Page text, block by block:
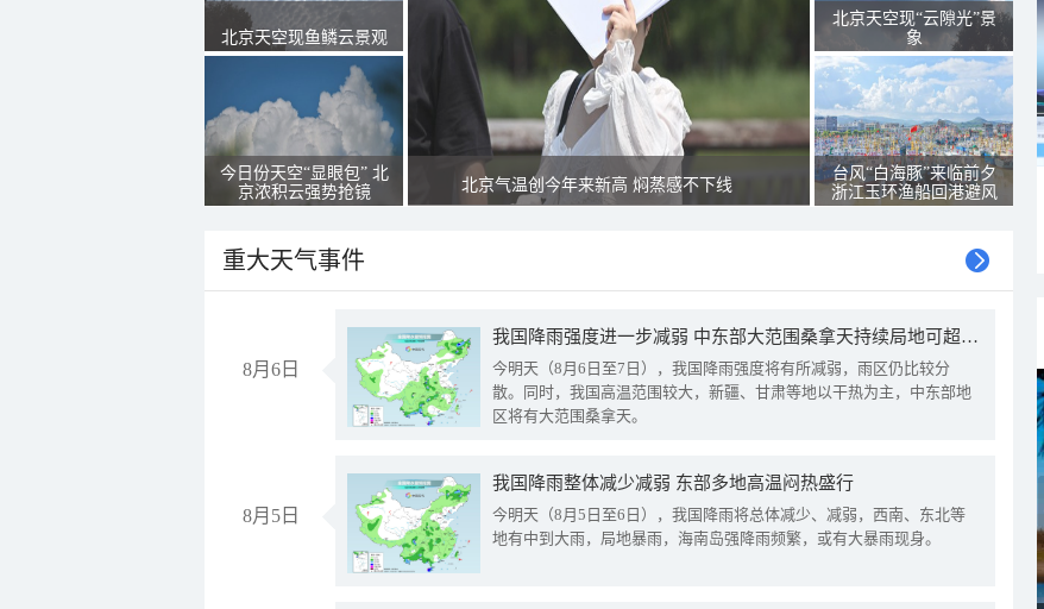
北京天空现鱼鳞云景观
今日份天空“显眼包” 北
京浓积云强势抢镜
北京气温创今年来新高 焖蒸感不下线
北京天空现“云隙光”景
象
台风“白海豚”来临前夕
浙江玉环渔船回港避风
重大天气事件
8月6日
我国降雨强度进一步减弱 中东部大范围桑拿天持续局地可超38℃
今明天（8月6日至7日），我国降雨强度将有所减弱，雨区仍比较分
散。同时，我国高温范围较大，新疆、甘肃等地以干热为主，中东部地
区将有大范围桑拿天。
8月5日
我国降雨整体减少减弱 东部多地高温闷热盛行
今明天（8月5日至6日），我国降雨将总体减少、减弱，西南、东北等
地有中到大雨，局地暴雨，海南岛强降雨频繁，或有大暴雨现身。